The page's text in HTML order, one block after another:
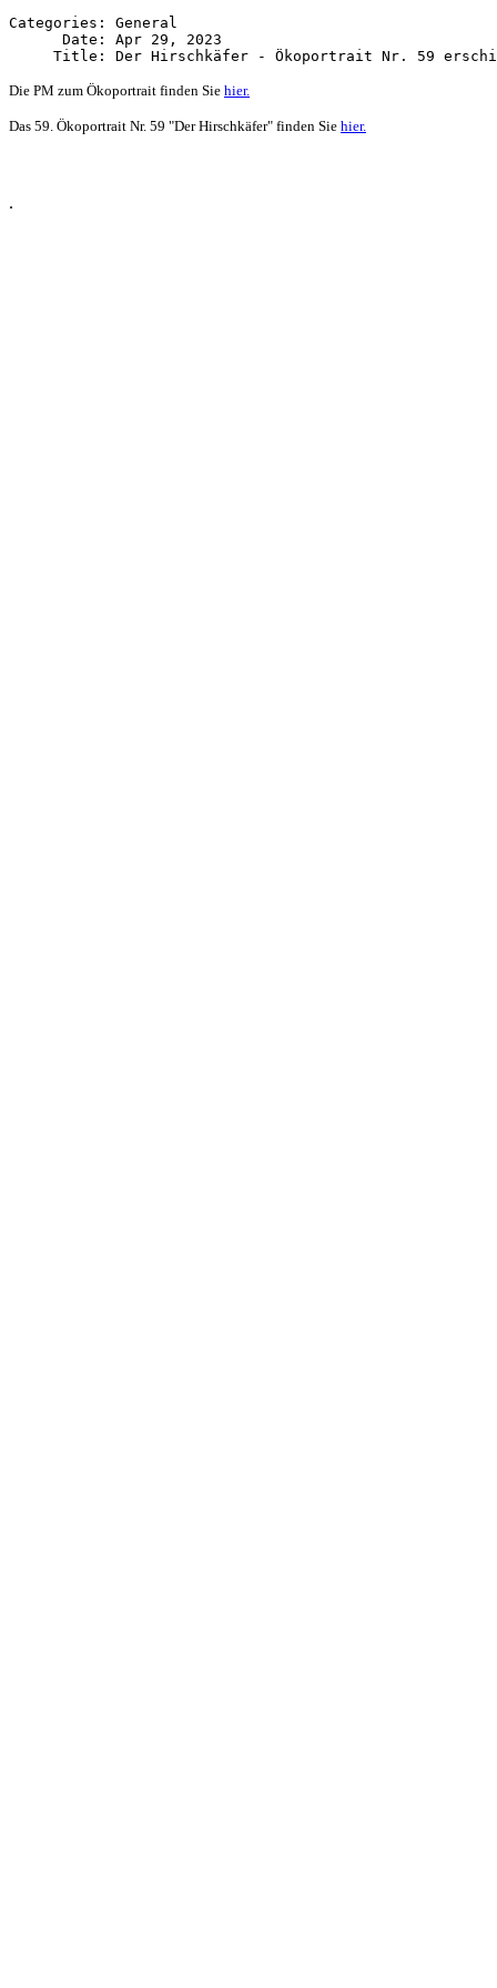
Categories: General
      Date: Apr 29, 2023
Die PM zum Ökoportrait finden Sie hier.
Das 59. Ökoportrait Nr. 59 "Der Hirschkäfer" finden Sie hier.
.